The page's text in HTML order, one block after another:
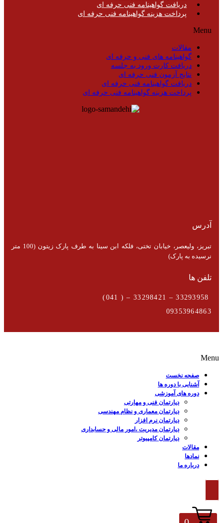
دریافت گواهینامه فنی حرفه ای
پرداخت هزینه گواهینامه فنی حرفه ای
Menu
مقالات
گواهینامه های فنی و حرفه ای
دریافت کارت ورود به جلسه
نتایج آزمون فنی حرفه ای
دریافت گواهینامه فنی حرفه ای
پرداخت هزینه گواهینامه فنی حرفه ای
آدرس
تبریز، ولیعصر، خیابان تختی، فلکه ابن سینا به طرف پارک زیتون (100 متر
نرسیده به پارک)
تلفن ها
09353964863
Menu
صفحه نخست
آشنایی با دوره ها
دوره های آموزشی
دپارتمان فنی و مهارتی
دپارتمان معماری و نظام مهندسی
دپارتمان نرم افزار
دپارتمان مدیریت ،امور مالی و حسابداری
دپارتمان کامپیوتر
مقالات
نمادها
درباره ما